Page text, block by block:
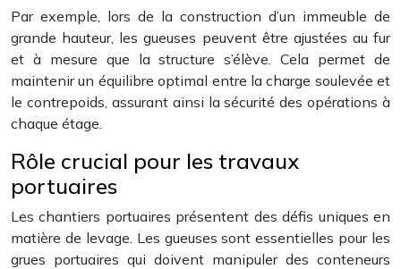
Par exemple, lors de la construction d’un immeuble de
grande hauteur, les gueuses peuvent être ajustées au fur
et à mesure que la structure s’élève. Cela permet de
maintenir un équilibre optimal entre la charge soulevée et
le contrepoids, assurant ainsi la sécurité des opérations à
chaque étage.
Rôle crucial pour les travaux
portuaires
Les chantiers portuaires présentent des défis uniques en
matière de levage. Les gueuses sont essentielles pour les
grues portuaires qui doivent manipuler des conteneurs